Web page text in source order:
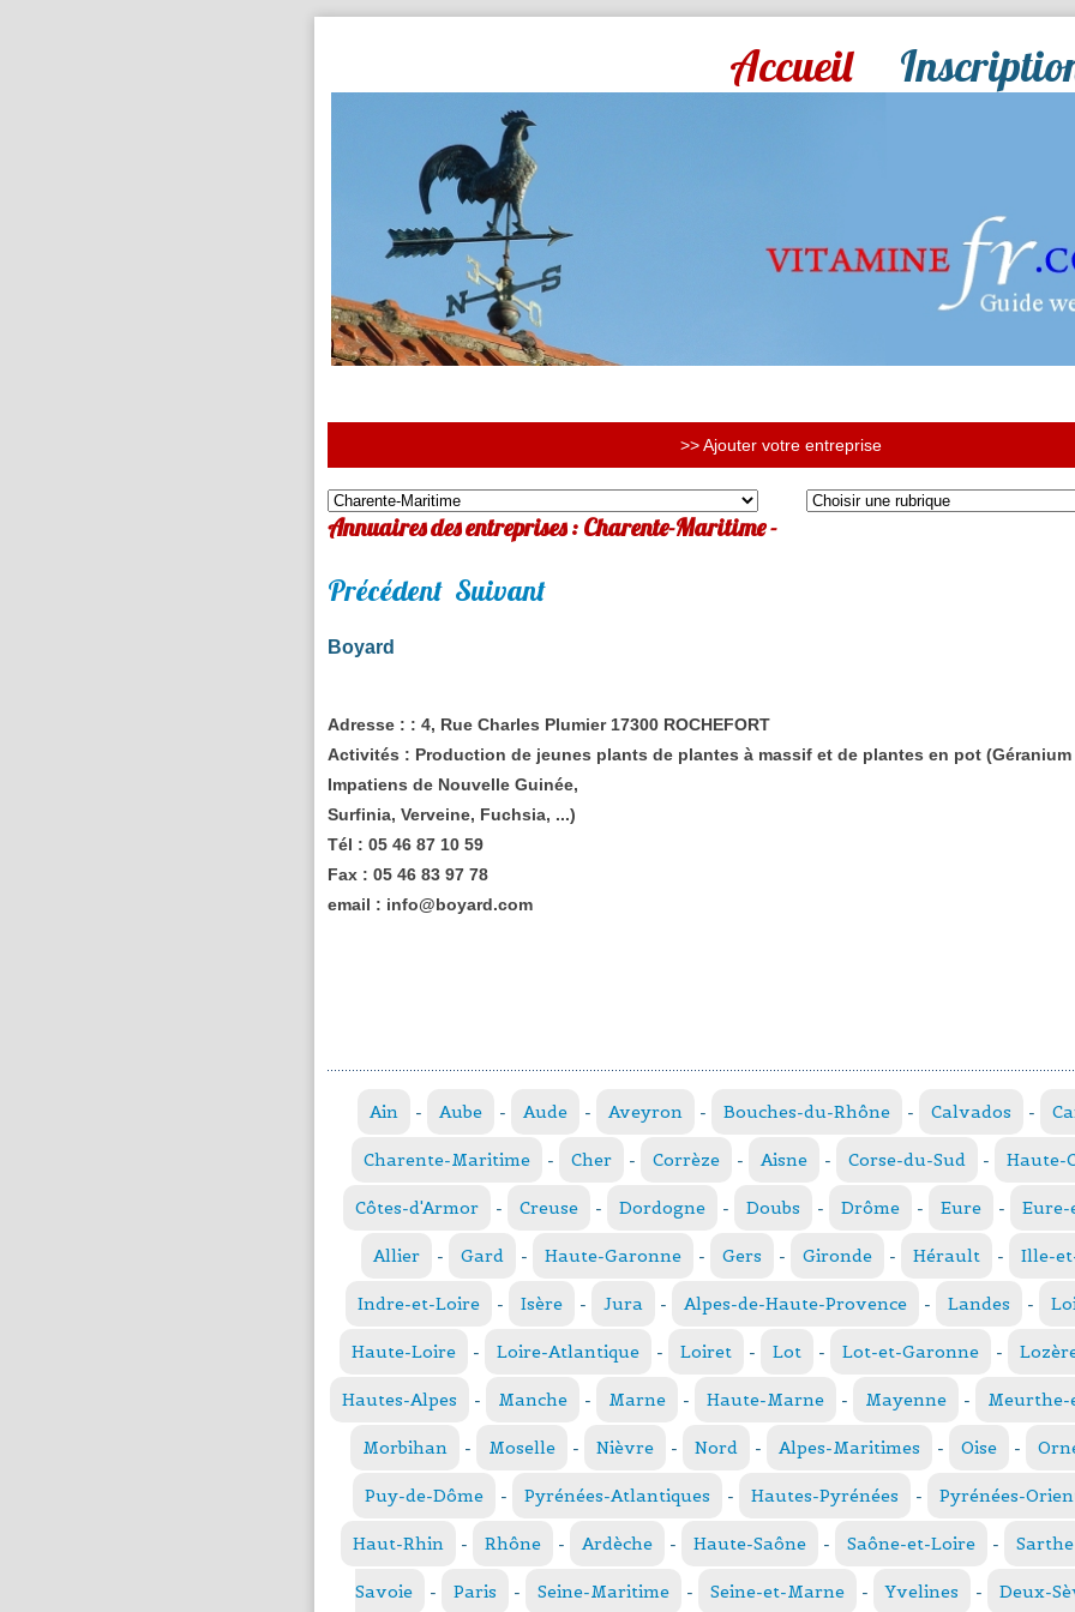
Accueil
>> Ajouter votre entreprise
Annuaires des entreprises : Charente-Maritime -
Précédent Suivant
Boyard
Adresse : : 4, Rue Charles Plumier 17300 ROCHEFORT
Activités : Production de jeunes plants de plantes à massif et de plantes en pot (Géranium
Impatiens de Nouvelle Guinée,
Surfinia, Verveine, Fuchsia, ...)
Tél : 05 46 87 10 59
Fax : 05 46 83 97 78
email : info@boyard.com
Ain - Aube - Aude - Aveyron - Bouches-du-Rhône - Calvados -
Charente-Maritime - Cher - Corrèze - Aisne - Corse-du-Sud - Haute-
Côtes-d'Armor - Creuse - Dordogne - Doubs - Drôme - Eure -
Allier - Gard - Haute-Garonne - Gers - Gironde - Hérault - Ille-
Indre-et-Loire - Isère - Jura - Alpes-de-Haute-Provence - Landes -
Haute-Loire - Loire-Atlantique - Loiret - Lot - Lot-et-Garonne -
Hautes-Alpes - Manche - Marne - Haute-Marne - Mayenne - Meurthe-
Morbihan - Moselle - Nièvre - Nord - Alpes-Maritimes - Oise -
Puy-de-Dôme - Pyrénées-Atlantiques - Hautes-Pyrénées - Pyrénées-
Haut-Rhin - Rhône - Ardèche - Haute-Saône - Saône-et-Loire - Sarthe
Savoie - Paris - Seine-Maritime - Seine-et-Marne - Yvelines - Deux-